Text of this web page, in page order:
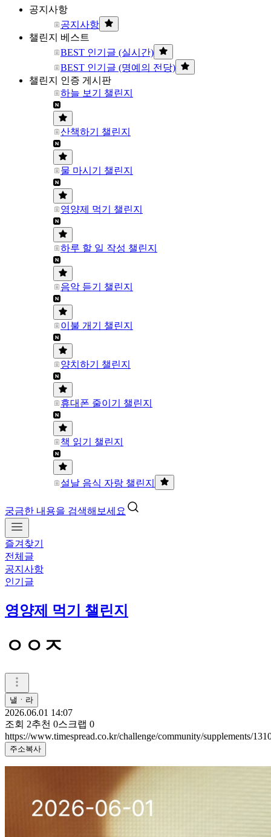
공지사항
공지사항
챌린지 베스트
BEST 인기글 (실시간)
BEST 인기글 (명예의 전당)
챌린지 인증 게시판
하늘 보기 챌린지
산책하기 챌린지
물 마시기 챌린지
영양제 먹기 챌린지
하루 할 일 작성 챌린지
음악 듣기 챌린지
이불 개기 챌린지
양치하기 챌린지
휴대폰 줄이기 챌린지
책 읽기 챌린지
설날 음식 자랑 챌린지
궁금한 내용을 검색해보세요
즐겨찾기
전체글
공지사항
인기글
영양제 먹기 챌린지
ㅇㅇㅈ
낼ㆍ라
2026.06.01 14:07
조회 2추천 0스크랩 0
https://www.timespread.co.kr/challenge/community/supplements/
주소복사